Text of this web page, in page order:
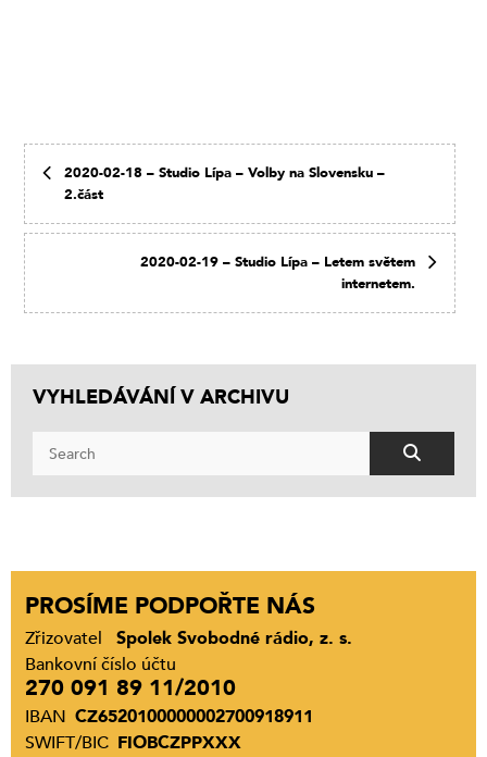
2020-02-18 – Studio Lípa – Volby na Slovensku –
2.část
2020-02-19 – Studio Lípa – Letem světem
internetem.
VYHLEDÁVÁNÍ V ARCHIVU
PROSÍME PODPOŘTE NÁS
Zřizovatel
Spolek Svobodné rádio, z. s.
Bankovní číslo účtu
270 091 89 11/2010
IBAN CZ6520100000002700918911
SWIFT/BIC FIOBCZPPXXX